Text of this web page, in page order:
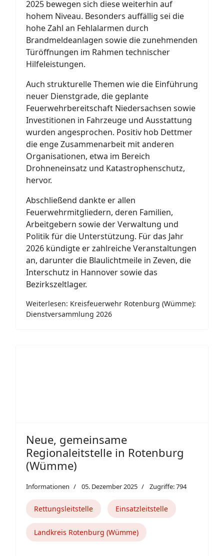
2025 bewegen sich diese weiterhin auf
hohem Niveau. Besonders auffällig sei die
hohe Zahl an Fehlalarmen durch
Brandmeldeanlagen sowie die zunehmenden
Türöffnungen im Rahmen technischer
Hilfeleistungen.
Auch strukturelle Themen wie die Einführung
neuer Dienstgrade, die geplante
Feuerwehrbereitschaft Niedersachsen sowie
Investitionen in Fahrzeuge und Ausstattung
wurden angesprochen. Positiv hob Dettmer
die enge Zusammenarbeit mit anderen
Organisationen, etwa im Bereich
Drohneneinsatz und Katastrophenschutz,
hervor.
Abschließend dankte er allen
Feuerwehrmitgliedern, deren Familien,
Arbeitgebern sowie der Verwaltung und
Politik für die Unterstützung. Für das Jahr
2026 kündigte er zahlreiche Veranstaltungen
an, darunter die Blaulichtmeile in Zeven, die
Interschutz in Hannover sowie das
Bezirkszeltlager.
Weiterlesen: Kreisfeuerwehr Rotenburg (Wümme):
Dienstversammlung 2026
Neue, gemeinsame
Regionaleitstelle in Rotenburg
(Wümme)
Informationen 05. Dezember 2025 Zugriffe: 794
Rettungsleitstelle Einsatzleitstelle
Landkreis Rotenburg (Wümme)